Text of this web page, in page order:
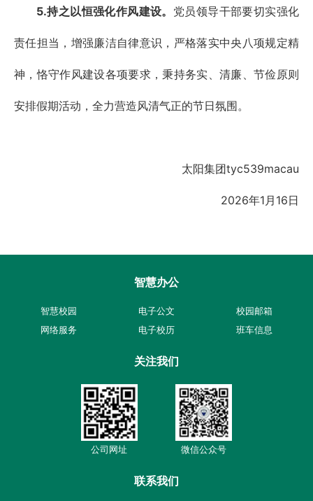
5.持之以恒强化作风建设。 党员领导干部要切实强化
责任担当，增强廉洁自律意识，严格落实中央八项规定精
神，恪守作风建设各项要求，秉持务实、清廉、节俭原则
安排假期活动，全力营造风清气正的节日氛围。
太阳集团tyc539macau
2026年1月16日
智慧办公
智慧校园 电子公文
校园邮箱
网络服务
电子校历 班车信息
关注我们
公司网址 微信公众号
联系我们